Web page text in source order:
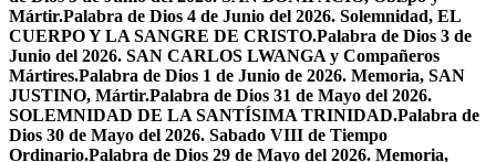
Mártir.Palabra de Dios 4 de Junio del 2026. Solemnidad, EL
CUERPO Y LA SANGRE DE CRISTO.Palabra de Dios 3 de
Junio del 2026. SAN CARLOS LWANGA y Compañeros
Mártires.Palabra de Dios 1 de Junio de 2026. Memoria, SAN
JUSTINO, Mártir.Palabra de Dios 31 de Mayo del 2026.
SOLEMNIDAD DE LA SANTÍSIMA TRINIDAD.Palabra de
Dios 30 de Mayo del 2026. Sabado VIII de Tiempo
Ordinario.Palabra de Dios 29 de Mayo del 2026. Memoria,